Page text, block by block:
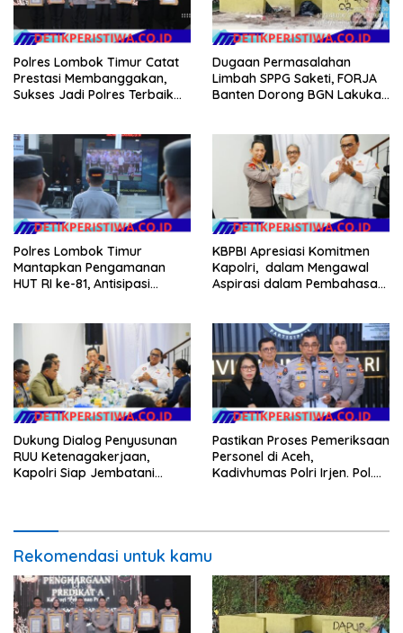
Polres Lombok Timur Catat
Prestasi Membanggakan,
Sukses Jadi Polres Terbaik
Dugaan Permasalahan
Limbah SPPG Saketi, FORJA
Banten Dorong BGN Lakukan
Polres Lombok Timur
Mantapkan Pengamanan
HUT RI ke-81, Antisipasi
KBPBI Apresiasi Komitmen
Kapolri, dalam Mengawal
Aspirasi dalam Pembahasan
Dukung Dialog Penyusunan
RUU Ketenagakerjaan,
Kapolri Siap Jembatani
Pastikan Proses Pemeriksaan
Personel di Aceh,
Kadivhumas Polri Irjen. Pol.
Rekomendasi untuk kamu